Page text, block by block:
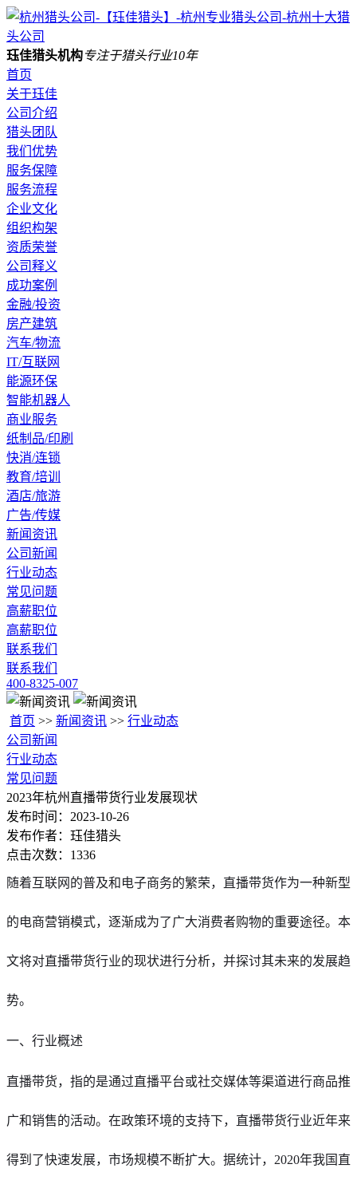
珏佳猎头机构专注于猎头行业10年
首页
关于珏佳
公司介绍
猎头团队
我们优势
服务保障
服务流程
企业文化
组织构架
资质荣誉
公司释义
成功案例
金融/投资
房产建筑
汽车/物流
IT/互联网
能源环保
智能机器人
商业服务
纸制品/印刷
快消/连锁
教育/培训
酒店/旅游
广告/传媒
新闻资讯
公司新闻
行业动态
常见问题
高薪职位
高薪职位
联系我们
联系我们
400-8325-007
首页 >> 新闻资讯 >> 行业动态
公司新闻
行业动态
常见问题
2023年杭州直播带货行业发展现状
发布时间：2023-10-26
发布作者：珏佳猎头
点击次数：1336
随着互联网的普及和电子商务的繁荣，直播带货作为一种新型
的电商营销模式，逐渐成为了广大消费者购物的重要途径。本
文将对直播带货行业的现状进行分析，并探讨其未来的发展趋
势。
一、行业概述
直播带货，指的是通过直播平台或社交媒体等渠道进行商品推
广和销售的活动。在政策环境的支持下，直播带货行业近年来
得到了快速发展，市场规模不断扩大。据统计，2020年我国直